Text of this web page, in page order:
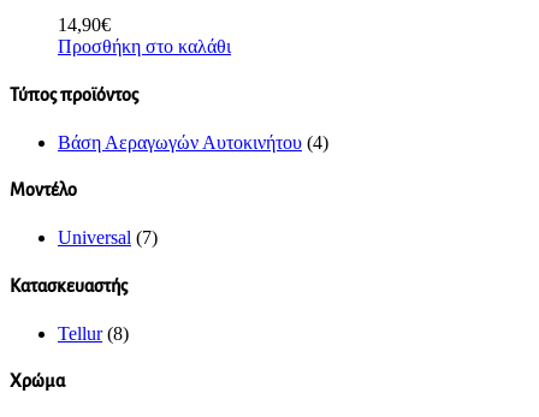
14,90€
Προσθήκη στο καλάθι
Τύπος προϊόντος
Βάση Αεραγωγών Αυτοκινήτου (4)
Μοντέλο
Universal (7)
Κατασκευαστής
Tellur (8)
Χρώμα